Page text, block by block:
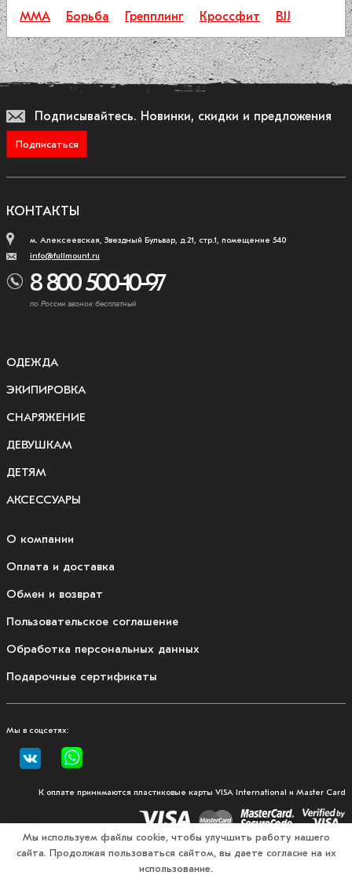
ММА Борьба Грепплинг Кроссфит BJJ
Подписывайтесь. Новинки, скидки и предложения
Подписаться
КОНТАКТЫ
м. Алексеевская, Звездный Бульвар, д.21, стр.1, помещение 540
info@fullmount.ru
8 800 500-10-97
по России звонок бесплатный
ОДЕЖДА
ЭКИПИРОВКА
СНАРЯЖЕНИЕ
ДЕВУШКАМ
ДЕТЯМ
АКСЕССУАРЫ
О компании
Оплата и доставка
Обмен и возврат
Пользовательское соглашение
Обработка персональных данных
Подарочные сертификаты
Мы в соцсетях:
К оплате принимаются пластиковые карты VISA International и Master Card
© 2026, Fullmount — магазин одежды и экипировки для
Мы используем файлы cookie, чтобы улучшить работу нашего
сайта. Продолжая пользоваться сайтом, вы даете согласие на их
использование.